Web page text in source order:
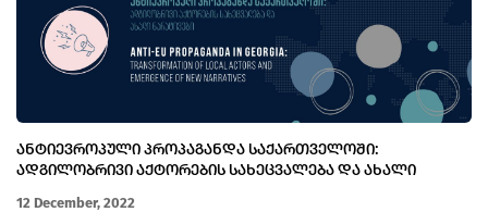
ᲐᲜᲢᲘᲔᲕᲠᲝᲞᲣᲚᲘ ᲞᲠᲝᲞᲐᲒᲐᲜᲓᲐ ᲡᲐᲥᲐᲠᲗᲕᲔᲚᲝᲨᲘ:
ᲐᲓᲒᲘᲚᲝᲑᲠᲘᲕᲘ ᲐᲥᲢᲝᲠᲔᲑᲘᲡ ᲡᲐᲮᲔᲪᲕᲐᲚᲔᲑᲐ ᲓᲐ ᲐᲮᲐᲚᲘ
12 December, 2022